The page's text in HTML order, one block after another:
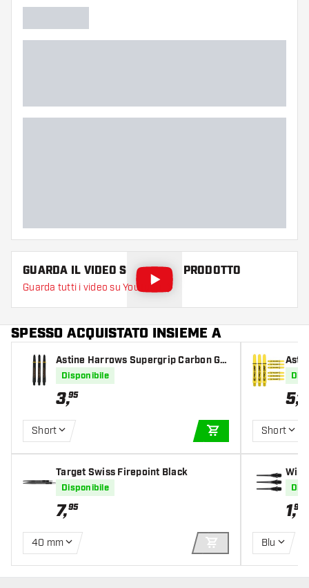
GUARDA IL VIDEO SU QUESTO PRODOTTO
Guarda tutti i video su YouTube
SPESSO ACQUISTATO INSIEME A
Astine Harrows Supergrip Carbon Gol
Disponibile
3,95
Short
AGGIUNGI AL
Target Swiss Firepoint Black
Disponibile
7,95
40 mm
AGGIUNGI AL
5,49
Short
1,95
Blu